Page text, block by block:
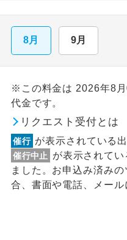
8月 9月
※この料金は 2026年8
代金です。
リクエスト受付とは
催行 が表示されている
催行中止
が表示されて
ました。お申込み済み
合、書面や電話、メール